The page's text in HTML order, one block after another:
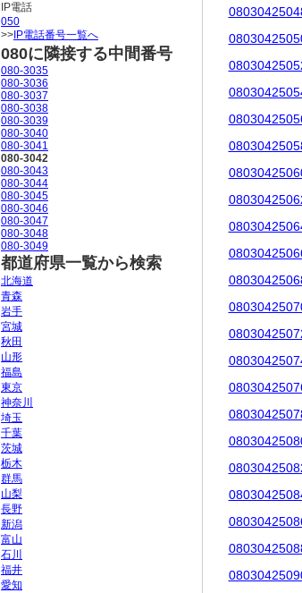
IP電話
050
>> IP電話番号一覧へ
080に隣接する中間番号
080-3035
080-3036
080-3037
080-3038
080-3039
080-3040
080-3041
080-3042
080-3043
080-3044
080-3045
080-3046
080-3047
080-3048
080-3049
都道府県一覧から検索
北海道
青森
岩手
宮城
秋田
山形
福島
東京
神奈川
埼玉
千葉
茨城
栃木
群馬
山梨
長野
新潟
富山
石川
福井
愛知